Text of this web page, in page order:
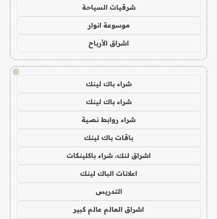
شرقيات السياحة
موسوعة انوار
اشراق الأرباح
!
شراء باك لينك
شراء باك لينك
شراء روابط نصية
باقات باك لينك
اشراق لنك، شراء باكلينكات
اعلانات الباك لينك
التدريس
اشراق العالم عالم كبير